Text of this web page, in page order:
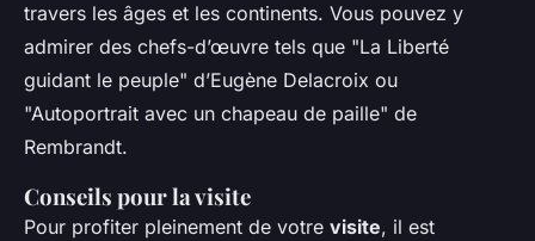
travers les âges et les continents. Vous pouvez y
admirer des chefs-d’œuvre tels que "La Liberté
guidant le peuple" d’Eugène Delacroix ou
"Autoportrait avec un chapeau de paille" de
Rembrandt.
Conseils pour la visite
Pour profiter pleinement de votre visite, il est